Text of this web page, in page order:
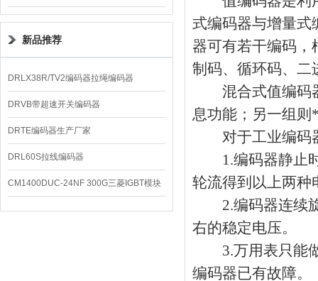
新品推荐
DRLX38R/TV2编码器拉绳编码器
DRVB带超速开关编码器
DRTE编码器生产厂家
DRL60S拉线编码器
CM1400DUC-24NF 300G三菱IGBT模块
式编码器与增量式
器可有若干编码，
制码、循环码、二
混合式值编码器
息功能；另一组
对于工业编码器
1.编码器静止时
轮流得到以上两种
2.编码器连续旋
右的稳定电压。
3.万用表只能做
编码器已有故障。